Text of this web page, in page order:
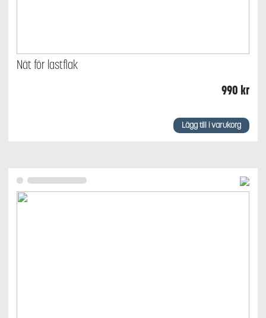
Nät för lastflak
990 kr
Lägg till i varukorg